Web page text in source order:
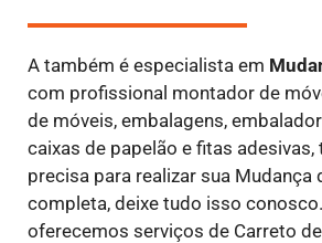
A também é especialista em
com profissional montador de
de móveis, embalagens,
caixas de papelão e fitas adesivas,
precisa para realizar sua Mudança
completa, deixe tudo isso
oferecemos serviços de Carreto